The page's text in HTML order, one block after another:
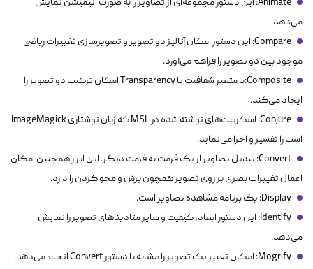
Animate: این دستور مجموعه‌ای از تصاویر را به صورت انیمیشن نمایش
می‌دهد.
Compare: این دستور امکان آنالیز دو تصویر و تصویرسازی تغییرات ریاضی
موجود بین دو تصویر را فراهم می‌آورد.
Composite:با متغیر شفافیت یا Transparency امکان ترکیب دو تصویر را
ایجاد می‌کند.
Conjure: اسکریپت‌های نوشته شده در MSL که زبان نوشتاری ImageMagick
است را تفسیر و اجرا می‌نماید.
Convert: تبدیل تصاویر از یک فرمت به فرمت دیگر. این ابزار همچنین امکان
اعمال تغییرات بصری بر روی تصویر همچون برش و محو کردن را دارد.
Display: یک برنامه مشاهده تصاویر است.
Identify: این دستور ابعاد، کیفیت و سایر متادیتاهای تصویر را نمایش
می‌دهد.
Mogrify: امکان تغییر یک تصویر را مشابه با دستور Convert انجام می‌دهد.